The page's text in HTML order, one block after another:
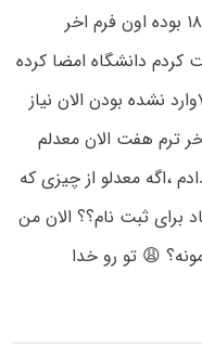
سلام من معدلم زمان ثبت نام ارشد ۱۸/۷۴ بوده اون فرم اخر
دانشگاه امضا کرده
، تا تاریخ ۳۰بهمن هم کامل نمرات ترم ۷وارد نشده بودن الان نیاز
ترم هفت الان معدلم
ندادم ،اگه معدلو از چیزی که
ثبت نام؟؟ الان من
چکار کنم بذارم همون معدل ترم ۶بمونه؟ 😩 تو رو خدا